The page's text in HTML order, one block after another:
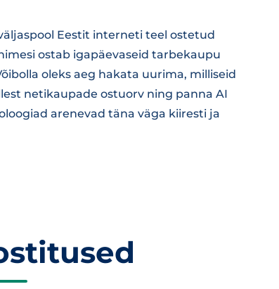
Eestit interneti teel ostetud
ostab igapäevaseid tarbekaupu
oleks aeg hakata uurima, milliseid
netikaupade ostuorv ning panna AI
arenevad täna väga kiiresti ja